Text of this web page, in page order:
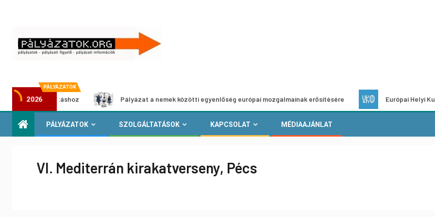
PÁLYÁZATOK
2026
kiállításhoz Pályázat a nemek közötti egyenlőség európai mozgalmainak erősítésére Európai Helyi Kultúra –
PÁLYÁZATOK SZOLGÁLTATÁSOK KAPCSOLAT MÉDIAAJÁNLAT
VI. Mediterrán kirakatverseny, Pécs